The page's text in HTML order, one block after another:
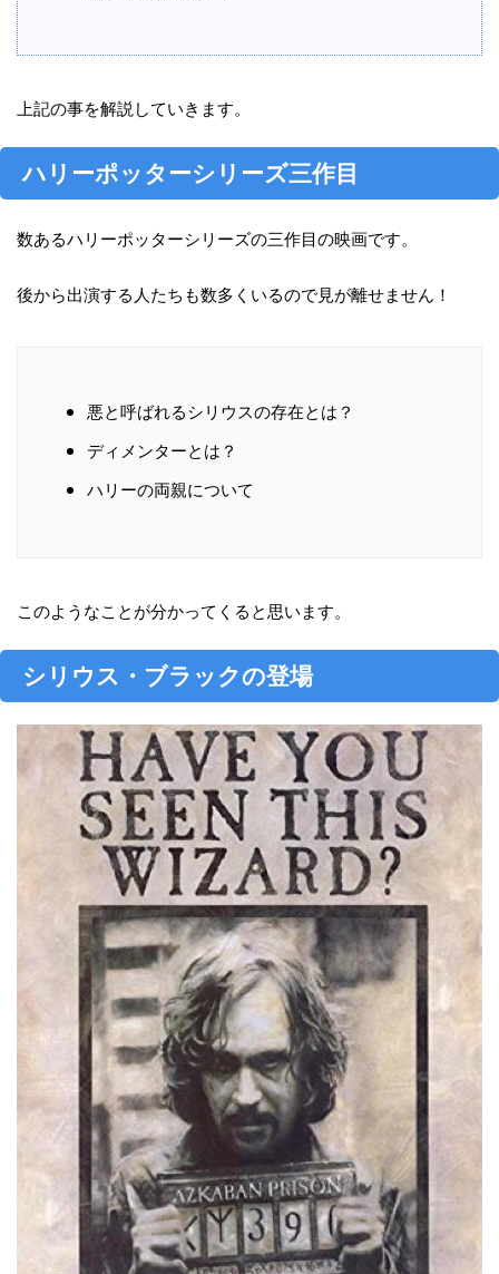
上記の事を解説していきます。
ハリーポッターシリーズ三作目
数あるハリーポッターシリーズの三作目の映画です。
後から出演する人たちも数多くいるので見が離せません！
悪と呼ばれるシリウスの存在とは？
ディメンターとは？
ハリーの両親について
このようなことが分かってくると思います。
シリウス・ブラックの登場